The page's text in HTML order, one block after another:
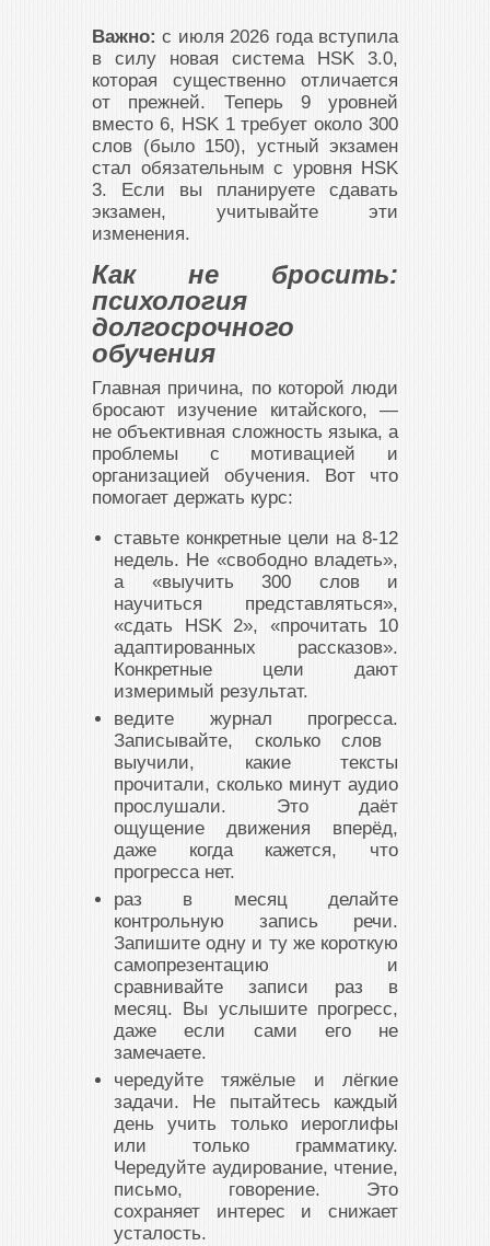
Важно: с июля 2026 года вступила
в силу новая система HSK 3.0,
которая существенно отличается
от прежней. Теперь 9 уровней
вместо 6, HSK 1 требует около 300
слов (было 150), устный экзамен
стал обязательным с уровня HSK
3. Если вы планируете сдавать
экзамен, учитывайте эти
изменения.
Как не бросить:
психология
долгосрочного
обучения
Главная причина, по которой люди
бросают изучение китайского, —
не объективная сложность языка, а
проблемы с мотивацией и
организацией обучения. Вот что
помогает держать курс:
ставьте конкретные цели на 8-12
недель. Не «свободно владеть»,
а «выучить 300 слов и
научиться представляться»,
«сдать HSK 2», «прочитать 10
адаптированных рассказов».
Конкретные цели дают
измеримый результат.
ведите журнал прогресса.
Записывайте, сколько слов
выучили, какие тексты
прочитали, сколько минут аудио
прослушали. Это даёт
ощущение движения вперёд,
даже когда кажется, что
прогресса нет.
раз в месяц делайте
контрольную запись речи.
Запишите одну и ту же короткую
самопрезентацию и
сравнивайте записи раз в
месяц. Вы услышите прогресс,
даже если сами его не
замечаете.
чередуйте тяжёлые и лёгкие
задачи. Не пытайтесь каждый
день учить только иероглифы
или только грамматику.
Чередуйте аудирование, чтение,
письмо, говорение. Это
сохраняет интерес и снижает
усталость.